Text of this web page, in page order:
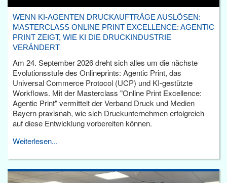
WENN KI-AGENTEN DRUCKAUFTRÄGE AUSLÖSEN:
MASTERCLASS ONLINE PRINT EXCELLENCE: AGENTIC
PRINT ZEIGT, WIE KI DIE DRUCKINDUSTRIE
VERÄNDERT
Am 24. September 2026 dreht sich alles um die nächste
Evolutionsstufe des Onlineprints: Agentic Print, das
Universal Commerce Protocol (UCP) und KI-gestützte
Workflows. Mit der Masterclass "Online Print Excellence:
Agentic Print" vermittelt der Verband Druck und Medien
Bayern praxisnah, wie sich Druckunternehmen erfolgreich
auf diese Entwicklung vorbereiten können.
Weiterlesen...